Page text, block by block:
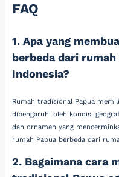
FAQ
1. Apa yang
berbeda dari
Indonesia?
Rumah tradisional Papua
dipengaruhi oleh kondisi
dan ornamen yang
rumah Papua berbeda dari
2. Bagaimana cara